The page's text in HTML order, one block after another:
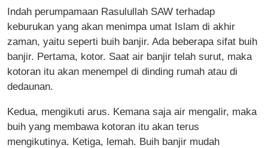
Indah perumpamaan Rasulullah SAW terhadap
keburukan yang akan menimpa umat Islam di akhir
zaman, yaitu seperti buih banjir. Ada beberapa sifat buih
banjir. Pertama, kotor. Saat air banjir telah surut, maka
kotoran itu akan menempel di dinding rumah atau di
dedaunan.
Kedua, mengikuti arus. Kemana saja air mengalir, maka
buih yang membawa kotoran itu akan terus
mengikutinya. Ketiga, lemah. Buih banjir mudah